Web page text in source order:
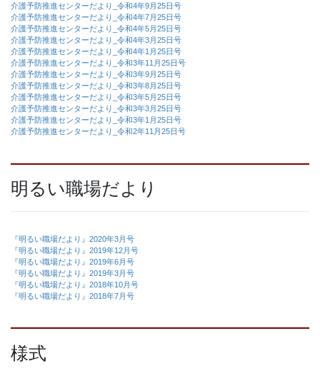
介護予防推進センターだより_令和4年9月25日号
介護予防推進センターだより_令和4年7月25日号
介護予防推進センターだより_令和4年5月25日号
介護予防推進センターだより_令和4年3月25日号
介護予防推進センターだより_令和4年1月25日号
介護予防推進センターだより_令和3年11月25日号
介護予防推進センターだより_令和3年9月25日号
介護予防推進センターだより_令和3年8月25日号
介護予防推進センターだより_令和3年5月25日号
介護予防推進センターだより_令和3年3月25日号
介護予防推進センターだより_令和3年1月25日号
介護予防推進センターだより_令和2年11月25日号
明るい職場だより
『明るい職場だより』2020年3月号
『明るい職場だより』2019年12月号
『明るい職場だより』2019年6月号
『明るい職場だより』2019年3月号
『明るい職場だより』2018年10月号
『明るい職場だより』2018年7月号
様式